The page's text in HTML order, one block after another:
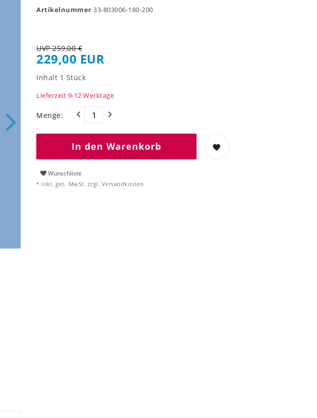
Artikelnummer 33-803006-180-200
UVP 259,00 €
229,00 EUR
Inhalt 1 Stück
Lieferzeit 9-12 Werktage
Menge:
In den Warenkorb
Wunschliste
* inkl. ges. MwSt. zzgl. Versandkosten